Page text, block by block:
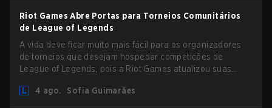
Riot Games Abre Portas para Torneios Comunitários
de League of Legends
A vida deve ficar muito mais fácil para os organizadores
de torneios que desejam hospedar competições de
League of Legends, pois a Riot Games atualizou suas
removem várias restrições desatualizadas.
4 ago. Sofia Guimarães